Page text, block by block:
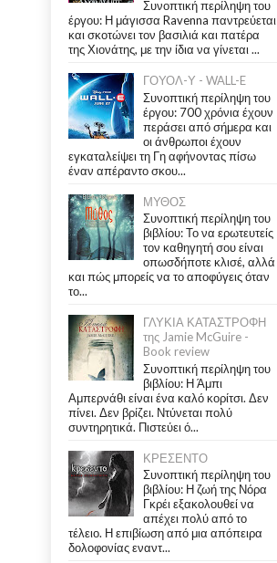
Συνοπτική περίληψη του
έργου: Η μάγισσα Ravenna παντρεύεται
και σκοτώνει τον βασιλιά και πατέρα
της Χιονάτης, με την ίδια να γίνεται ...
ΓΟΥΟΛ-Υ - WALL-E
Συνοπτική περίληψη του
έργου: 700 χρόνια έχουν
περάσει από σήμερα και
οι άνθρωποι έχουν
εγκαταλείψει τη Γη αφήνοντας πίσω
έναν απέραντο σκου...
ΜΥΘΟΣ
Συνοπτική περίληψη του
βιβλίου: Το να ερωτευτείς
τον καθηγητή σου είναι
οπωσδήποτε κλισέ, αλλά
και πώς μπορείς να το αποφύγεις όταν
το...
ΓΛΥΚΙΑ ΚΑΤΑΣΤΡΟΦΗ
της Jamie McGuire -
Book review
Συνοπτική περίληψη του
βιβλίου: Η Άμπι
Αμπερνάθι είναι ένα καλό κορίτσι. Δεν
πίνει. Δεν βρίζει. Ντύνεται πολύ
συντηρητικά. Πιστεύει ό...
ΚΡΕΣΕΝΤΟ
Συνοπτική περίληψη του
βιβλίου: Η ζωή της Νόρα
Γκρέι εξακολουθεί να
απέχει πολύ από το
τέλειο. Η επιβίωση από μια απόπειρα
δολοφονίας εναντ...